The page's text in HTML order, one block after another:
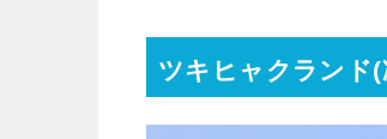
ツキヒャクランド